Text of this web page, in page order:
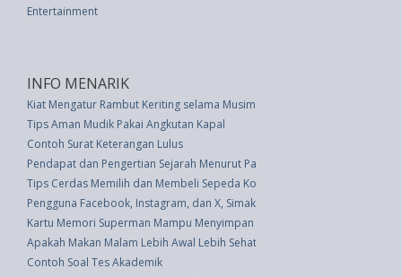
Entertainment
INFO MENARIK
Kiat Mengatur Rambut Keriting selama Musim Hujan
Tips Aman Mudik Pakai Angkutan Kapal
Contoh Surat Keterangan Lulus
Pendapat dan Pengertian Sejarah Menurut Para Ahli Dunia
Tips Cerdas Memilih dan Membeli Sepeda Kota
Pengguna Facebook, Instagram, dan X, Simak 3 Setting untuk Stop
Kartu Memori Superman Mampu Menyimpan Data Miliyaran Tahun
Apakah Makan Malam Lebih Awal Lebih Sehat? Simak Penjelasannya
Contoh Soal Tes Akademik